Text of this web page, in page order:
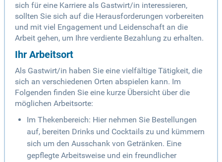
sich für eine Karriere als Gastwirt/in interessieren,
sollten Sie sich auf die Herausforderungen vorbereiten
und mit viel Engagement und Leidenschaft an die
Arbeit gehen, um Ihre verdiente Bezahlung zu erhalten.
Ihr Arbeitsort
Als Gastwirt/in haben Sie eine vielfältige Tätigkeit, die
sich an verschiedenen Orten abspielen kann. Im
Folgenden finden Sie eine kurze Übersicht über die
möglichen Arbeitsorte:
Im Thekenbereich: Hier nehmen Sie Bestellungen
auf, bereiten Drinks und Cocktails zu und kümmern
sich um den Ausschank von Getränken. Eine
gepflegte Arbeitsweise und ein freundlicher